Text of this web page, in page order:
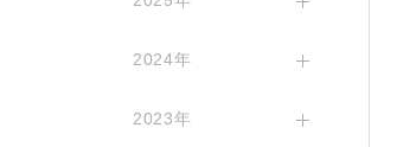
2024年
2023年